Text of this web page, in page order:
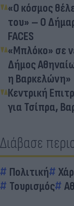
«Ο κόσμος
του» – O
FACES
«Μπλόκο» σε
Δήμος
η Βαρκελώνη»
Κεντρική
για Τσίπρα,
Διάβασε
Πολιτική
Τουρισμός